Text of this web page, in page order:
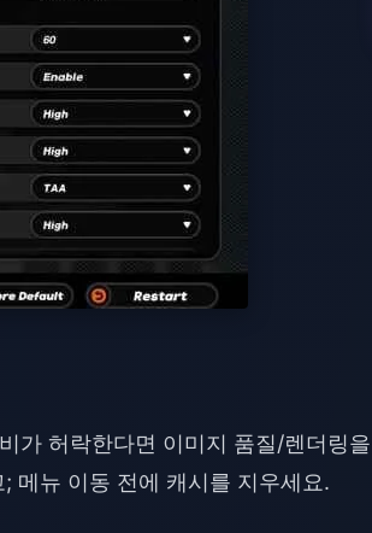
가 허락한다면 이미지 품질/렌더링을
메뉴 이동 전에 캐시를 지우세요.